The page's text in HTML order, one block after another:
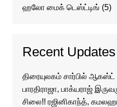
ஹலோ மைக் டெஸ்ட்டிங் (5)
Recent Updates
திரையுலகம் சார்பில் ஆகஸ்ட்
பாரதிராஜா, பாக்யராஜ்
சிலை!! ரஜினிகாந்த்,